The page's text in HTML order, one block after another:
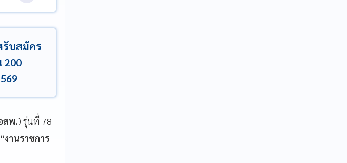
รับสมัคร
200
สพ.) รุ่นที่ 78
“งานราชการ